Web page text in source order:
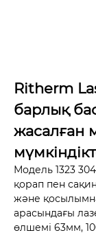
Ritherm
барлық
жасалған
Модель 1323
қорап пен
және
арасындағы
өлшемі 63мм,